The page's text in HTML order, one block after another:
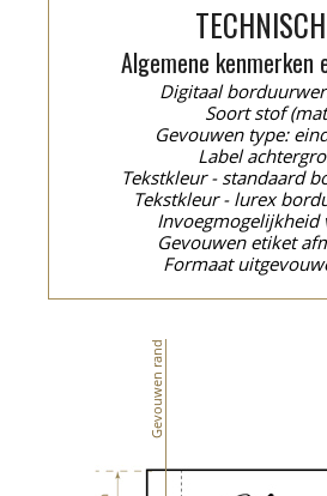
Algemene
Digitaal
Soort stof
Gevouwen type:
Label
Tekstkleur - standaard
Tekstkleur - lurex
Gevouwen etiket
Formaat
Gevouwen rand